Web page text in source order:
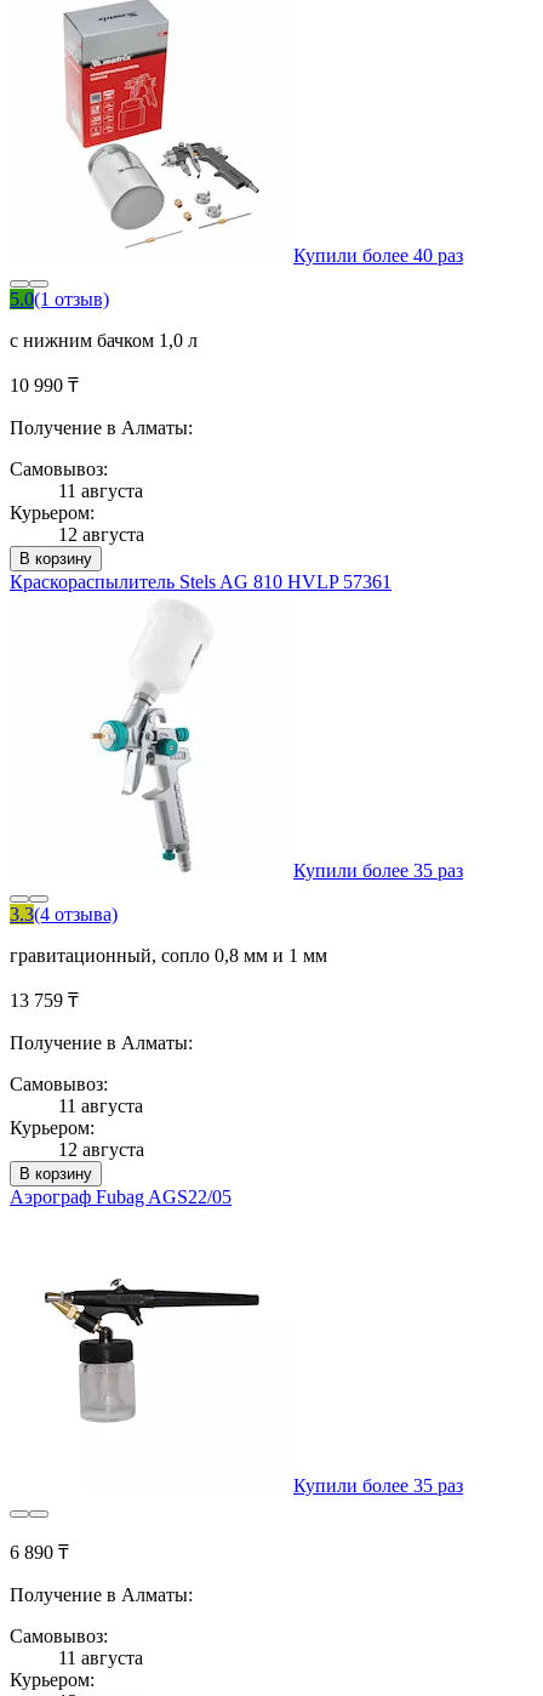
Купили более 40 раз
5.0(1 отзыв)
с нижним бачком 1,0 л
10 990 ₸
Получение в Алматы:
Самовывоз:
11 августа
Курьером:
12 августа
В корзину
Краскораспылитель Stels AG 810 HVLP 57361
Купили более 35 раз
3.3(4 отзыва)
гравитационный, сопло 0,8 мм и 1 мм
13 759 ₸
Получение в Алматы:
Самовывоз:
11 августа
Курьером:
12 августа
В корзину
Аэрограф Fubag AGS22/05
Купили более 35 раз
6 890 ₸
Получение в Алматы:
Самовывоз:
11 августа
Курьером: